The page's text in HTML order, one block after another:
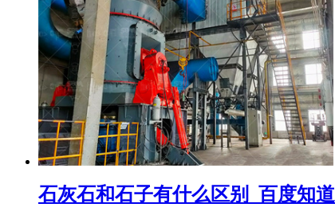
石灰石和石子有什么区别_百度知道